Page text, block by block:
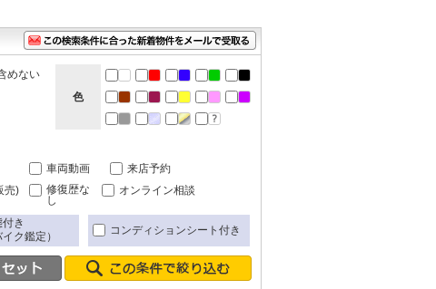
めない
色
車両動画
来店予約
売)
修復歴な
し
オンライン相談
き
イク鑑定）
コンディションシート付き